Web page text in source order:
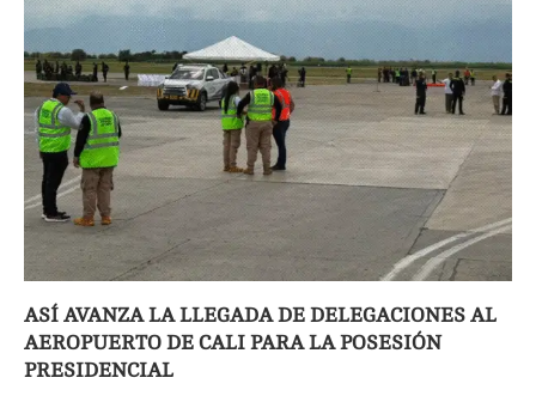
ASÍ AVANZA LA LLEGADA DE DELEGACIONES AL
AEROPUERTO DE CALI PARA LA POSESIÓN
PRESIDENCIAL